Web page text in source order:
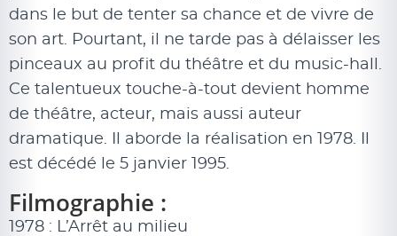
dans le but de tenter sa chance et de vivre de
son art. Pourtant, il ne tarde pas à délaisser les
pinceaux au profit du théâtre et du music-hall.
Ce talentueux touche-à-tout devient homme
de théâtre, acteur, mais aussi auteur
dramatique. Il aborde la réalisation en 1978. Il
est décédé le 5 janvier 1995.
Filmographie :
1978 : L’Arrêt au milieu